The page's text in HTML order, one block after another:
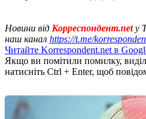
Новини від Корреспондент.netу
наш канал https://t.me/
Читайте Korrespondent.net в
Якщо ви помітили помилку,
натисніть Ctrl + Enter, щоб